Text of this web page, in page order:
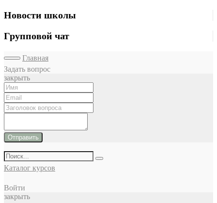
Новости школы
Групповой чат
Главная
Задать вопрос
закрыть
Отправить
Каталог курсов
Войти
закрыть